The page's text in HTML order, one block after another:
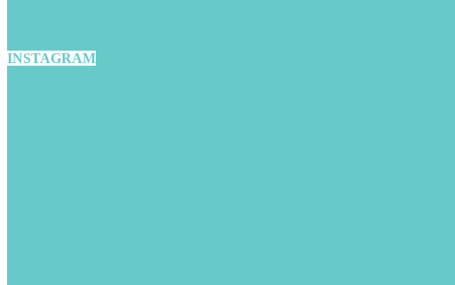
INSTAGRAM